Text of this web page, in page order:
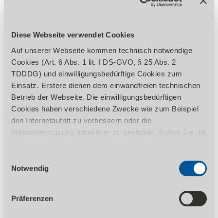
Diese Webseite verwendet Cookies
Auf unserer Webseite kommen technisch notwendige
Cookies (Art. 6 Abs. 1 lit. f DS-GVO, § 25 Abs. 2
TDDDG) und einwilligungsbedürftige Cookies zum
Einsatz. Erstere dienen dem einwandfreien technischen
Betrieb der Webseite. Die einwilligungsbedürftigen
Cookies haben verschiedene Zwecke wie zum Beispiel
den Internetaufritt zu verbessern oder die
Webseitennutzung attraktiver zu gestalten. Sofern Sie die
1 TDDDG erforderlich. Ihre erteilte Einwilligung können
Sie jederzeit durch Aufruf des Consent-Banners mit
Wirkung für die Zukunft widerrufen. Nähere Informationen
zu den einzelnen Cookies und die damit in Verbindung
Notwendig
Präferenzen
Kundenhausmessen
Wir unterstützen ca. 150 Hausmessen unserer Kunden
pro Jahr.